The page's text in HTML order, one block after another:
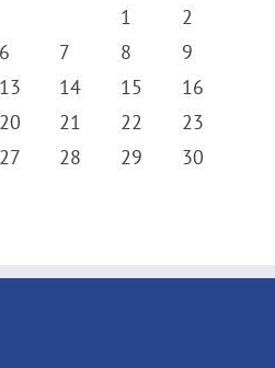
1
2
6 7 8
9
13 14 15
16
20 21 22
23
27 28 29
30